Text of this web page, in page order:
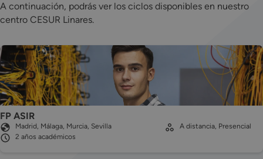
A continuación, podrás ver los ciclos disponibles en nuestro
centro CESUR Linares.
FP ASIR
Madrid, Málaga, Murcia, Sevilla
2 años académicos
A distancia, Presencial